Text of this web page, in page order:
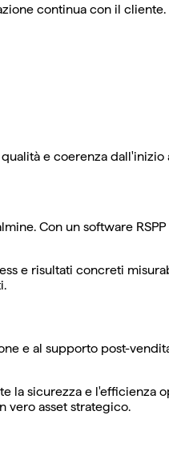
continua con il
e coerenza dall'inizio
Con un software
e risultati concreti
e al supporto post-
sicurezza e
vero asset strategico.